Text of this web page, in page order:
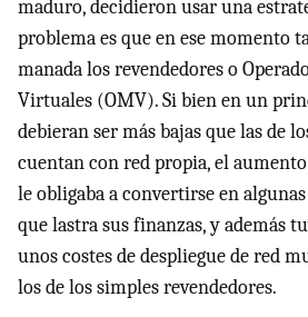
maduro, decidieron usar una
problema es que en ese momento
manada los revendedores o
Virtuales (OMV). Si bien en un
debieran ser más bajas que las de
cuentan con red propia, el
le obligaba a convertirse en
que lastra sus finanzas, y además
unos costes de despliegue de red
los de los simples revendedores.